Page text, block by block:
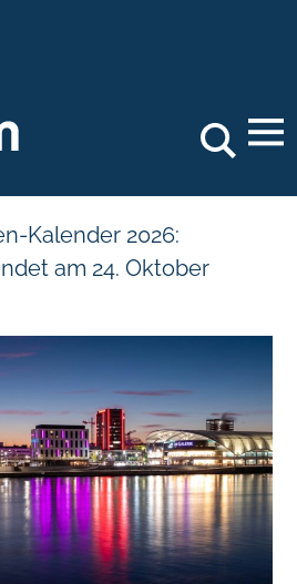
Search
Kalender 2026:
am 24. Oktober